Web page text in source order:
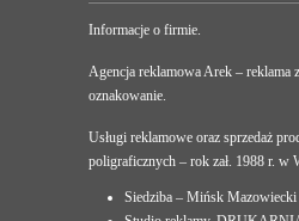
Informacje o firmie.
Agencja reklamowa Arek – reklama
oznakowanie.
Usługi reklamowe oraz sprzedaż
poligraficznych – rok zał. 1988 r. w
Siedziba – Mińsk Mazowiecki